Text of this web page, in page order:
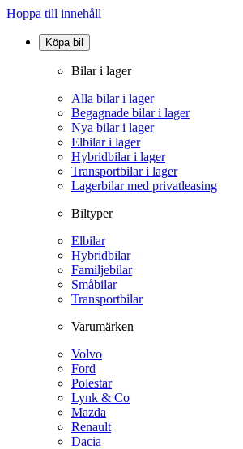
Hoppa till innehåll
Köpa bil
Bilar i lager
Alla bilar i lager
Begagnade bilar i lager
Nya bilar i lager
Elbilar i lager
Hybridbilar i lager
Transportbilar i lager
Lagerbilar med privatleasing
Biltyper
Elbilar
Hybridbilar
Familjebilar
Småbilar
Transportbilar
Varumärken
Volvo
Ford
Polestar
Lynk & Co
Mazda
Renault
Dacia